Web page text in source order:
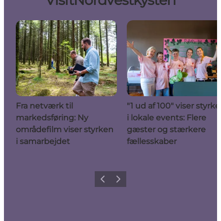
Fra netværk til
markedsføring: Ny
områdefilm viser styrken
i samarbejdet
"1 ud af 100" viser
i lokale events: Flere
gæster og stærkere
fællesskaber
ForrigeNæste